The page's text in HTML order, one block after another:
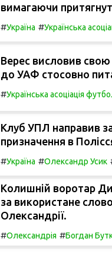
вимагаючи
#Україна #Українська
Верес висловив
до УАФ стосовно
#Українська асоціація
Клуб УПЛ направив
призначення в
#Україна #Олександр Усик
Колишній воротар
за використане
Олександрії.
#Олександрія #Богдан